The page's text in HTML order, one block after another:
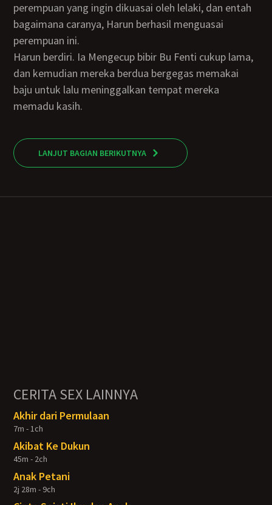
perempuan yang ingin dikuasai oleh lelaki, dan entah
bagaimana caranya, Harun berhasil menguasai
perempuan ini.
Harun berdiri. Ia Mengecup bibir Bu Fenti cukup lama,
dan kemudian mereka berdua bergegas memakai
baju untuk lalu meninggalkan tempat mereka
memadu kasih.
LANJUT BAGIAN BERIKUTNYA
CERITA SEX LAINNYA
Akhir dari Permulaan
7m - 1ch
Akibat Ke Dukun
45m - 2ch
Anak Petani
2j 28m - 9ch